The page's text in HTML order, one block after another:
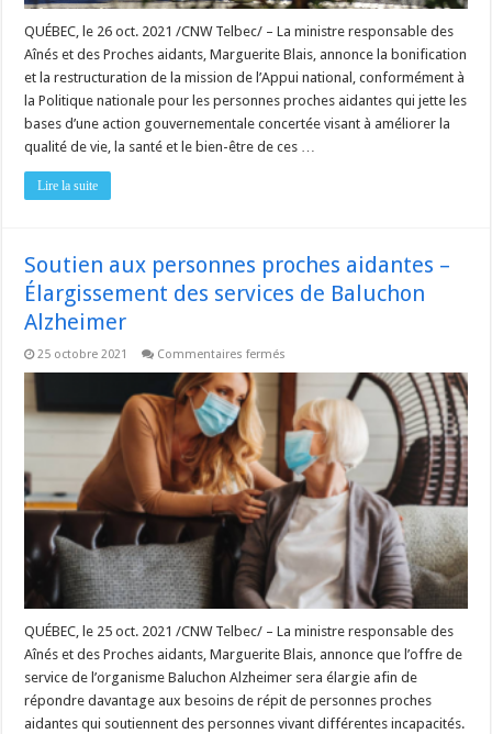
QUÉBEC, le 26 oct. 2021 /CNW Telbec/ – La ministre responsable des
Aînés et des Proches aidants, Marguerite Blais, annonce la bonification
et la restructuration de la mission de l’Appui national, conformément à
la Politique nationale pour les personnes proches aidantes qui jette les
bases d’une action gouvernementale concertée visant à améliorer la
qualité de vie, la santé et le bien-être de ces …
Lire la suite
Soutien aux personnes proches aidantes –
Élargissement des services de Baluchon
Alzheimer
25 octobre 2021 Commentaires fermés
personnes
proches
aidantes
–
Élargissement
des
services
de
Baluchon
Alzheimer
QUÉBEC, le 25 oct. 2021 /CNW Telbec/ – La ministre responsable des
Aînés et des Proches aidants, Marguerite Blais, annonce que l’offre de
service de l’organisme Baluchon Alzheimer sera élargie afin de
répondre davantage aux besoins de répit de personnes proches
aidantes qui soutiennent des personnes vivant différentes incapacités.